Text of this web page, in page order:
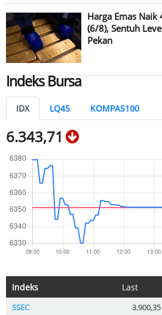
Harga Emas
(6/8), Sentuh
Pekan
Indeks Bursa
IDX LQ45 KOMPAS100
6.343,71
Indeks Last
SSEC 3.900,35